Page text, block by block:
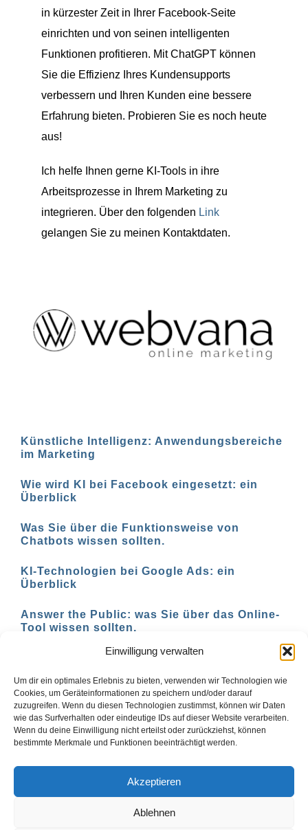
Einwilligung verwalten
Um dir ein optimales Erlebnis zu bieten, verwenden wir Technologien wie
Cookies, um Geräteinformationen zu speichern und/oder darauf
zuzugreifen. Wenn du diesen Technologien zustimmst, können wir Daten
wie das Surfverhalten oder eindeutige IDs auf dieser Website verarbeiten.
Wenn du deine Einwilligung nicht erteilst oder zurückziehst, können
bestimmte Merkmale und Funktionen beeinträchtigt werden.
Akzeptieren
Ablehnen
in kürzester Zeit in Ihrer Facebook-Seite
einrichten und von seinen intelligenten
Funktionen profitieren. Mit ChatGPT können
Sie die Effizienz Ihres Kundensupports
verbessern und Ihren Kunden eine bessere
Erfahrung bieten. Probieren Sie es noch heute
aus!
Ich helfe Ihnen gerne KI-Tools in ihre
Arbeitsprozesse in Ihrem Marketing zu
integrieren. Über den folgenden Link
gelangen Sie zu meinen Kontaktdaten.
Künstliche Intelligenz: Anwendungsbereiche
im Marketing
Wie wird KI bei Facebook eingesetzt: ein
Überblick
Was Sie über die Funktionsweise von
Chatbots wissen sollten.
KI-Technologien bei Google Ads: ein
Überblick
Answer the Public: was Sie über das Online-
Tool wissen sollten.
AI-basierte Tools für den Social-Media-
1 2 Vor